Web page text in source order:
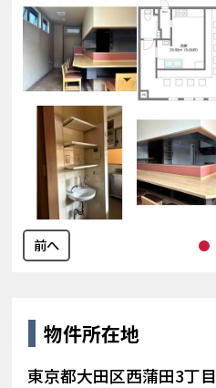
前へ
物件所在地
東京都大田区西蒲田3丁目